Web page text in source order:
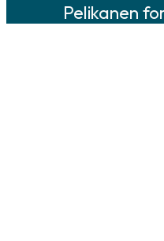
Pelikanen